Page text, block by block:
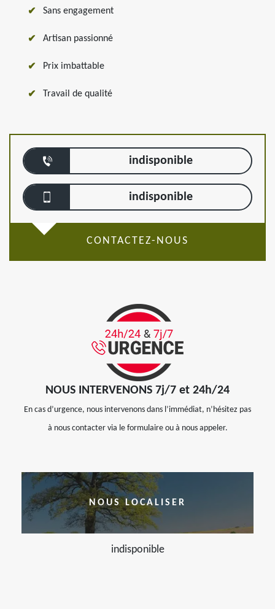
Sans engagement
Artisan passionné
Prix imbattable
Travail de qualité
indisponible
indisponible
CONTACTEZ-NOUS
NOUS INTERVENONS 7j/7 et 24h/24
En cas d’urgence, nous intervenons dans l’immédiat, n’hésitez pas
à nous contacter via le formulaire ou à nous appeler.
NOUS LOCALISER
indisponible